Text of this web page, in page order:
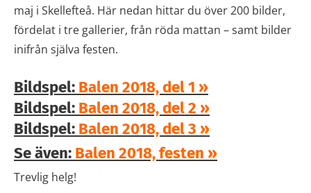
maj i Skellefteå. Här nedan hittar du över 200 bilder,
fördelat i tre gallerier, från röda mattan – samt bilder
inifrån själva festen.
Bildspel: Balen 2018, del 1 »
Bildspel: Balen 2018, del 2 »
Bildspel: Balen 2018, del 3 »
Se även: Balen 2018, festen »
Trevlig helg!